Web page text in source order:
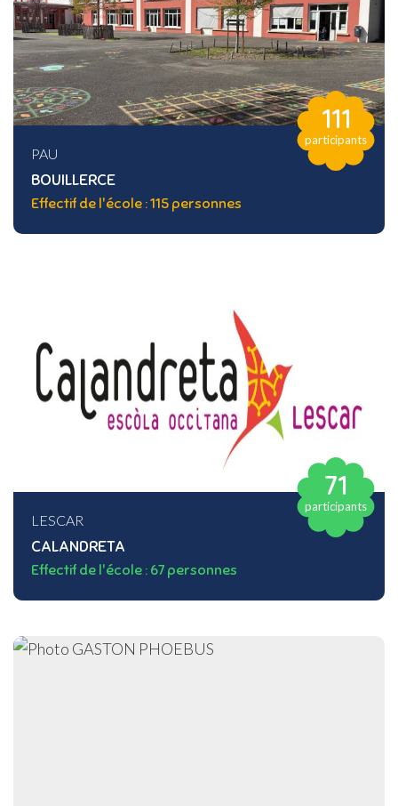
111
participants
PAU
BOUILLERCE
Effectif de l'école : 115 personnes
71
participants
LESCAR
CALANDRETA
Effectif de l'école : 67 personnes